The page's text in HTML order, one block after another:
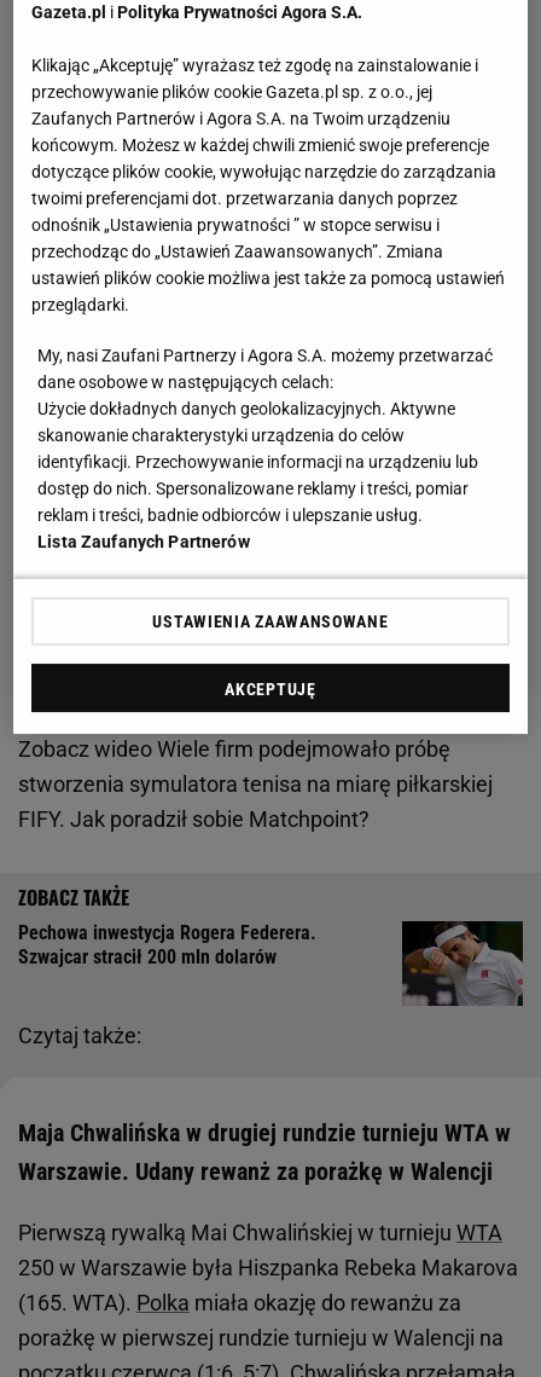
Zobacz wideoWiele firm podejmowało próbę
stworzenia symulatora tenisa na miarę piłkarskiej
FIFY. Jak poradził sobie Matchpoint?
Czytaj także:
Pechowa inwestycja Rogera Federera.
Szwajcar stracił 200 mln dolarów
Maja Chwalińska w drugiej rundzie turnieju WTA w
Warszawie. Udany rewanż za porażkę w Walencji
Pierwszą rywalką Mai Chwalińskiej w turnieju WTA
250 w Warszawie była Hiszpanka Rebeka Makarova
(165. WTA). Polka miała okazję do rewanżu za
porażkę w pierwszej rundzie turnieju w Walencji na
Gazeta.pl iPolityka Prywatności Agora S.A.
Klikając „Akceptuję” wyrażasz też zgodę na zainstalowanie i
przechowywanie plików cookie Gazeta.pl sp. z o.o., jej
Zaufanych Partnerów i Agora S.A. na Twoim urządzeniu
końcowym. Możesz w każdej chwili zmienić swoje preferencje
dotyczące plików cookie, wywołując narzędzie do zarządzania
twoimi preferencjami dot. przetwarzania danych poprzez
odnośnik „Ustawienia prywatności ” w stopce serwisu i
przechodząc do „Ustawień Zaawansowanych”. Zmiana
ustawień plików cookie możliwa jest także za pomocą ustawień
przeglądarki.
My, nasi Zaufani Partnerzy i Agora S.A. możemy przetwarzać
dane osobowe w następujących celach:
Użycie dokładnych danych geolokalizacyjnych. Aktywne
skanowanie charakterystyki urządzenia do celów
identyfikacji. Przechowywanie informacji na urządzeniu lub
dostęp do nich. Spersonalizowane reklamy i treści, pomiar
reklam i treści, badnie odbiorców i ulepszanie usług.
Lista Zaufanych Partnerów
USTAWIENIA ZAAWANSOWANE
AKCEPTUJĘ